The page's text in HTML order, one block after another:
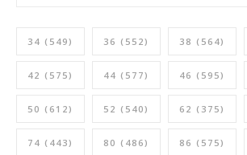
34 (549) 36 (552) 38 (564)
42 (575) 44 (577) 46 (595)
50 (612) 52 (540) 62 (375)
74 (443) 80 (486) 86 (575)